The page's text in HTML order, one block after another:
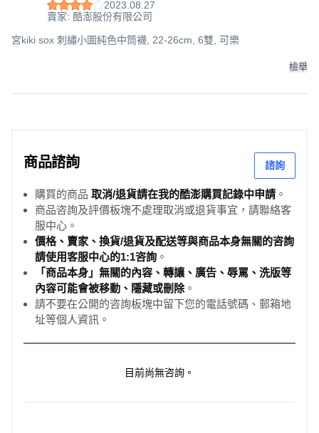
2023.08.27
賣家: 酷澎股份有限公司
宮kiki sox 刺繡小圖純色中筒襪, 22-26cm, 6雙, 可樂
檢舉
商品諮詢 諮詢
購買的商品 取消/退貨請在我的酷澎購買記錄中申請 。
商品咨詢及評價板塊不處理取消或退貨事宜，請聯絡客
服中心。
價格、賣家、換貨/退貨及配送等與商品本身無關的咨詢
請使用客服中心的1:1咨詢 。
「商品本身」無關的內容、轉讓、廣告、辱罵、洗版等
內容可能會被移動、隱藏或刪除。
請不要在公開的咨詢板塊中留下您的電話號碼、郵箱地
址等個人資訊。
目前尚無咨詢。